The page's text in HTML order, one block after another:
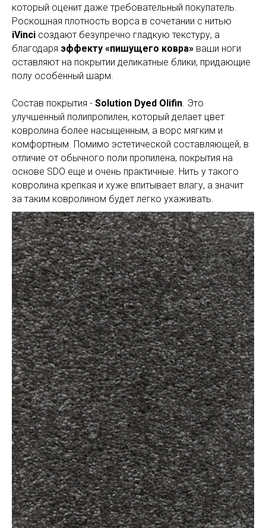
который оценит даже требовательный покупатель.
Роскошная плотность ворса в сочетании с нитью
iVinci создают безупречно гладкую текстуру, а
благодаря эффекту «пишущего ковра» ваши ноги
оставляют на покрытии деликатные блики, придающие
полу особенный шарм.
Состав покрытия - Solution Dyed Olifin. Это
улучшенный полипропилен, который делает цвет
ковролина более насыщенным, а ворс мягким и
комфортным. Помимо эстетической составляющей, в
отличие от обычного поли пропилена, покрытия на
основе SDO еще и очень практичные. Нить у такого
ковролина крепкая и хуже впитывает влагу, а значит
за таким ковролином будет легко ухаживать.